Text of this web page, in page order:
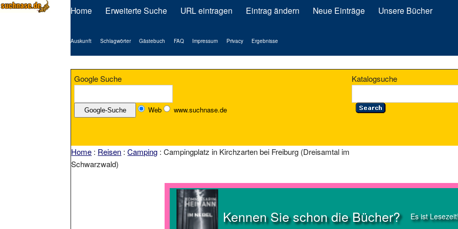
Home Erweiterte Suche URL eintragen Eintrag ändern Neue Einträge Unsere Bücher
Auskunft Schlagwörter Gästebuch FAQ Impressum Privacy Ergebnisse
Google Suche
Web www.suchnase.de
Katalogsuche
Home : Reisen :Camping : Campingplatz in Kirchzarten bei Freiburg (Dreisamtal im
Schwarzwald)
Kennen Sie schon die Bücher? Es ist